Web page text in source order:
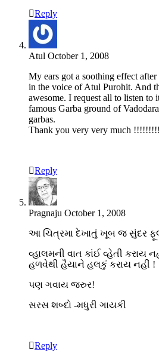
Reply
Atul October 1, 2008
My ears got a soothing effect
in the voice of Atul Purohit. And
awesome. I request all to listen to
famous Garba ground of
garbas.
Thank you very very much !!!!!!!!!
Reply
Pragnaju October 1, 2008
આ ચિત્રમા દેખાતું ખૂબ જ સુંદર
વ્હાલમની વાત કાંઈ વ્હેતી કરાય
હળવેથી હૈયાને હલકું કરાય નહીં !
પણ ગવાય જરુર!
સરસ શબ્દો -મધુરી ગાયકી
Reply